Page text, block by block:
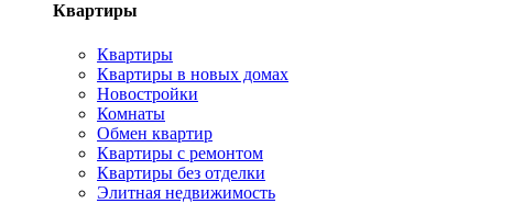
Квартиры
Квартиры
Квартиры в новых домах
Новостройки
Комнаты
Обмен квартир
Квартиры с ремонтом
Квартиры без отделки
Элитная недвижимость